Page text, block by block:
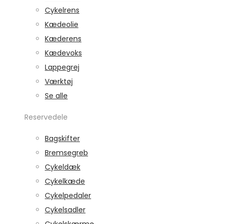
Cykelrens
Kædeolie
Kæderens
Kædevoks
Lappegrej
Værktøj
Se alle
Reservedele
Bagskifter
Bremsegreb
Cykeldæk
Cykelkæde
Cykelpedaler
Cykelsadler